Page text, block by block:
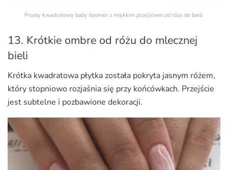
Prosty kwadratowy baby boomer z miękkim przejściem od różu do bieli.
13. Krótkie ombre od różu do mlecznej
bieli
Krótka kwadratowa płytka została pokryta jasnym różem,
który stopniowo rozjaśnia się przy końcówkach. Przejście
jest subtelne i pozbawione dekoracji.